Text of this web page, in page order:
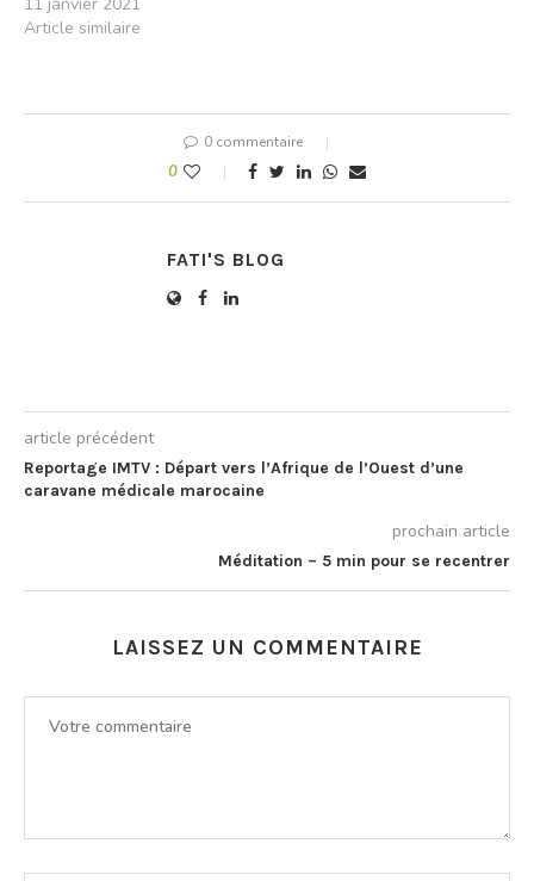
Article similaire
0 commentaire
0
FATI'S BLOG
article précédent
Reportage IMTV : Départ vers l’Afrique de l’Ouest d’une
caravane médicale marocaine
prochain article
Méditation – 5 min pour se recentrer
LAISSEZ UN COMMENTAIRE